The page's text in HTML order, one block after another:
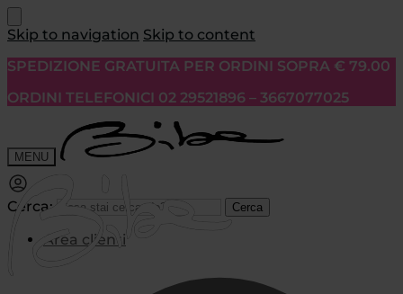
Skip to navigation Skip to content
SPEDIZIONE GRATUITA PER ORDINI SOPRA € 79.00
ORDINI TELEFONICI 02 29521896 – 3667077025
MENU
Cerca: Cerca
Area clienti